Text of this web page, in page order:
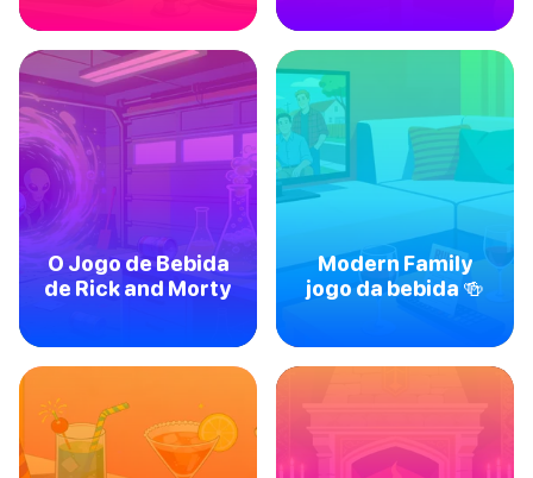
O Jogo de Bebida
de Rick and Morty
Modern Family
jogo da bebida 🍻